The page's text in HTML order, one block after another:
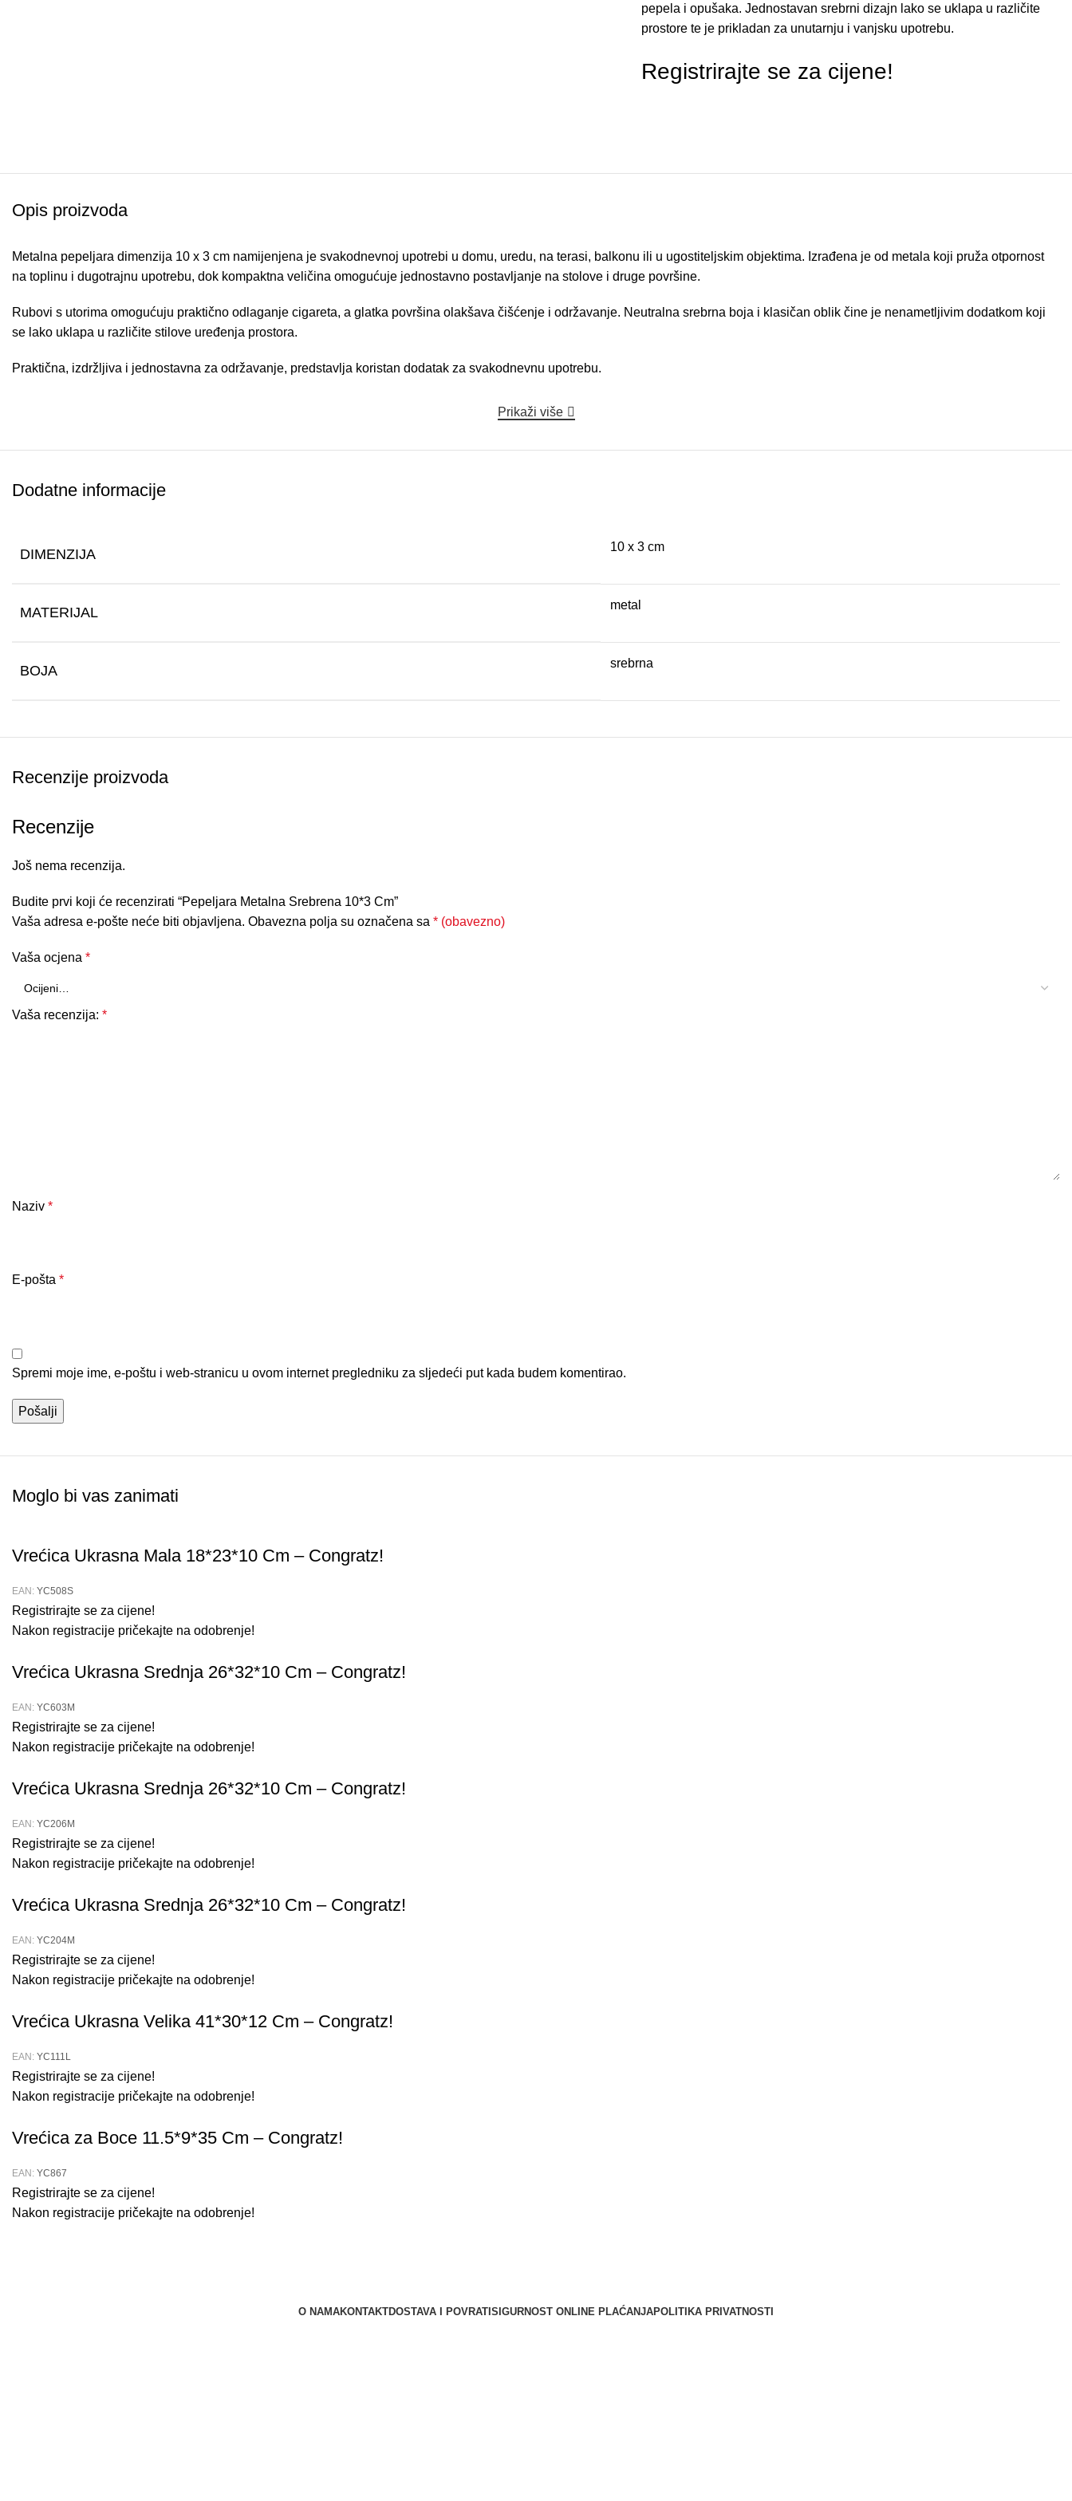
pepela i opušaka. Jednostavan srebrni dizajn lako se uklapa u različite
prostore te je prikladan za unutarnju i vanjsku upotrebu.
Registrirajte se za cijene!
Opis proizvoda
Metalna pepeljara dimenzija 10 x 3 cm namijenjena je svakodnevnoj upotrebi u domu, uredu, na terasi, balkonu ili u ugostiteljskim objektima. Izrađena je od metala koji pruža otpornost
na toplinu i dugotrajnu upotrebu, dok kompaktna veličina omogućuje jednostavno postavljanje na stolove i druge površine.
Rubovi s utorima omogućuju praktično odlaganje cigareta, a glatka površina olakšava čišćenje i održavanje. Neutralna srebrna boja i klasičan oblik čine je nenametljivim dodatkom koji
se lako uklapa u različite stilove uređenja prostora.
Praktična, izdržljiva i jednostavna za održavanje, predstavlja koristan dodatak za svakodnevnu upotrebu.
Prikaži više
Dodatne informacije
DIMENZIJA 10 x 3 cm
MATERIJAL metal
BOJA srebrna
Recenzije proizvoda
Recenzije
Još nema recenzija.
Budite prvi koji će recenzirati “Pepeljara Metalna Srebrena 10*3 Cm”
Vaša adresa e-pošte neće biti objavljena. Obavezna polja su označena sa * (obavezno)
Vaša ocjena *
Vaša recenzija: *
Naziv *
E-pošta *
Spremi moje ime, e-poštu i web-stranicu u ovom internet pregledniku za sljedeći put kada budem komentirao.
Moglo bi vas zanimati
Vrećica Ukrasna Mala 18*23*10 Cm – Congratz!
EAN: YC508S
Registrirajte se za cijene!
Nakon registracije pričekajte na odobrenje!
Vrećica Ukrasna Srednja 26*32*10 Cm – Congratz!
EAN: YC603M
Registrirajte se za cijene!
Nakon registracije pričekajte na odobrenje!
Vrećica Ukrasna Srednja 26*32*10 Cm – Congratz!
EAN: YC206M
Registrirajte se za cijene!
Nakon registracije pričekajte na odobrenje!
Vrećica Ukrasna Srednja 26*32*10 Cm – Congratz!
EAN: YC204M
Registrirajte se za cijene!
Nakon registracije pričekajte na odobrenje!
Vrećica Ukrasna Velika 41*30*12 Cm – Congratz!
EAN: YC111L
Registrirajte se za cijene!
Nakon registracije pričekajte na odobrenje!
Vrećica za Boce 11.5*9*35 Cm – Congratz!
EAN: YC867
Registrirajte se za cijene!
Nakon registracije pričekajte na odobrenje!
O NAMAKONTAKTDOSTAVA I POVRATISIGURNOST ONLINE PLAĆANJAPOLITIKA PRIVATNOSTI